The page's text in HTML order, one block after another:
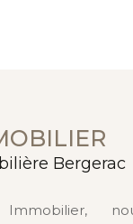
Bergerac